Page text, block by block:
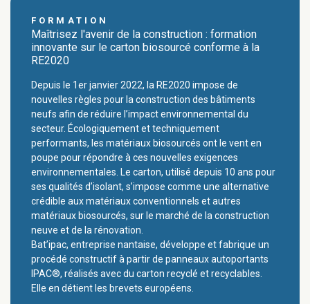
FORMATION
Maîtrisez l'avenir de la construction : formation
innovante sur le carton biosourcé conforme à la
RE2020
Depuis le 1er janvier 2022, la RE2020 impose de
nouvelles règles pour la construction des bâtiments
neufs afin de réduire l’impact environnemental du
secteur. Écologiquement et techniquement
performants, les matériaux biosourcés ont le vent en
poupe pour répondre à ces nouvelles exigences
environnementales. Le carton, utilisé depuis 10 ans pour
ses qualités d’isolant, s’impose comme une alternative
crédible aux matériaux conventionnels et autres
matériaux biosourcés, sur le marché de la construction
neuve et de la rénovation.
Bat’ipac, entreprise nantaise, développe et fabrique un
procédé constructif à partir de panneaux autoportants
IPAC®, réalisés avec du carton recyclé et recyclables.
Elle en détient les brevets européens.